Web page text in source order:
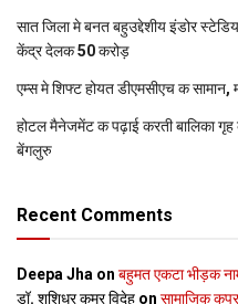
सात जिला मे बनत बहुउद्देशीय इंडोर
केंद्र देलक 50 करोड़
एम्स मे शिफ्ट होयत डीएमसीएच क सामान,
होटल मैनेजमेंट क पढ़ाई करती बालिका
बेंगलुरु
Recent Comments
Deepa Jha on बहुमत एकटा भीड़क
डॉ. शशिधर कुमर विदेह on सामाजिक